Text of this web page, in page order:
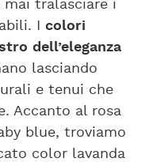
mai tralasciare i
I colori
dell’eleganza
lasciando
e tenui che
Accanto al rosa
blue, troviamo
color lavanda